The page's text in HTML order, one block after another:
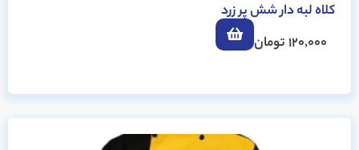
کلاه لبه دار شش پر زرد
120,000تومان